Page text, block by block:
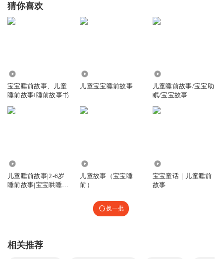
猜你喜欢
宝宝睡前故事、儿童
睡前故事I睡前故事书
儿童宝宝睡前故事
儿童睡前故事/宝宝助
眠/宝宝故事
儿童睡前故事|2-6岁
睡前故事|宝宝哄睡故
儿童故事（宝宝睡
前）
宝宝童话｜儿童睡前
故事
换一批
相关推荐